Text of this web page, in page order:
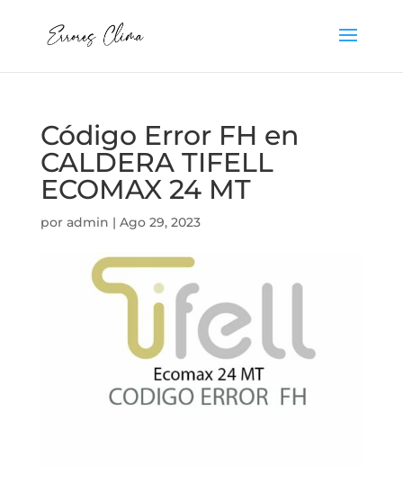
Código Error FH en
CALDERA TIFELL
ECOMAX 24 MT
por admin | Ago 29, 2023